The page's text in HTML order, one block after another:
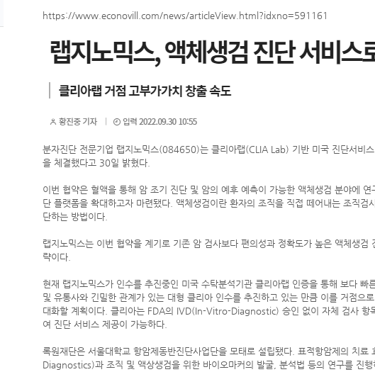
https://www.econovill.com/news/articleView.html?idxno=591161
분자진단 전문기업 랩지노믹스(084650)는 클리아랩(CLIA Lab) 기반 미국 진단서비
을 체결했다고 30일 밝혔다.
이번 협약은 혈액을 통해 암 조기 진단 및 암의 예후 예측이 가능한 액체생검 분야에
단 플랫폼을 확대하고자 마련됐다. 액체생검이란 환자의 조직을 직접 떼어내는 조직
단하는 방법이다.
랩지노믹스는 이번 협약을 계기로 기존 암 검사보다 편의성과 정확도가 높은 액체생
략이다.
현재 랩지노믹스가 인수를 추진중인 미국 수탁분석기관 클리아랩 인증을 통해 보다
및 유통사와 긴밀한 관계가 있는 대형 클리아 인수를 추진하고 있는 만큼 이를 거점으
대화할 계획이다. 클리아는 FDA의 IVD(In-Vitro-Diagnostic) 승인 없이 자체 검사
여 진단 서비스 제공이 가능하다.
록원재단은 서울대학교 항암제동반진단사업단을 모태로 설립됐다. 표적항암제의 치
Diagnostics)과 조직 및 액상생검을 위한 바이오마커의 발굴, 분석법 등의 연구를 진행